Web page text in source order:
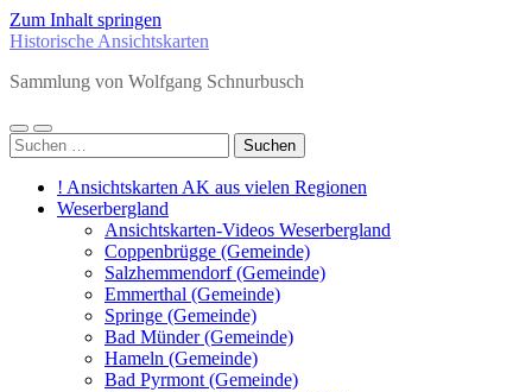
Zum Inhalt springen
Historische Ansichtskarten
Sammlung von Wolfgang Schnurbusch
Mobile-
Menü
Suchfeld
ein-/ausblenden
Suchen
nach:
! Ansichtskarten AK aus vielen Regionen
Weserbergland
Ansichtskarten-Videos Weserbergland
Coppenbrügge (Gemeinde)
Salzhemmendorf (Gemeinde)
Emmerthal (Gemeinde)
Springe (Gemeinde)
Bad Münder (Gemeinde)
Hameln (Gemeinde)
Bad Pyrmont (Gemeinde)